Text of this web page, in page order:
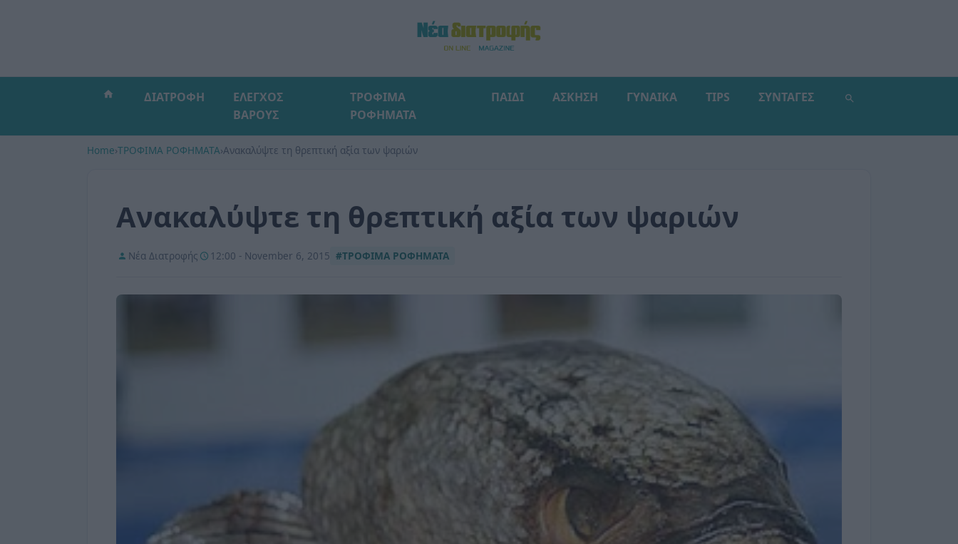
ΔΙΑΤΡΟΦΗ
ΕΛΕΓΧΟΣ
ΒΑΡΟΥΣ
ΤΡΟΦΙΜΑ
ΡΟΦΗΜΑΤΑ
ΠΑΙΔΙ ΑΣΚΗΣΗ ΓΥΝΑΙΚΑ TIPS ΣΥΝΤΑΓΕΣ
Home›ΤΡΟΦΙΜΑ ΡΟΦΗΜΑΤΑ›Ανακαλύψτε τη θρεπτική αξία των ψαριών
Ανακαλύψτε τη θρεπτική αξία των ψαριών
Νέα Διατροφής 12:00 - November 6, 2015 #ΤΡΟΦΙΜΑ ΡΟΦΗΜΑΤΑ